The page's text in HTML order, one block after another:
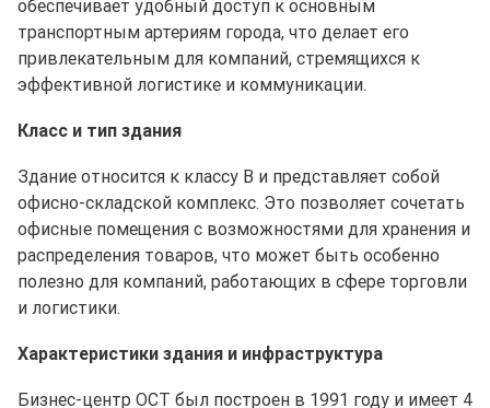
обеспечивает удобный доступ к основным
транспортным артериям города, что делает его
привлекательным для компаний, стремящихся к
эффективной логистике и коммуникации.
Класс и тип здания
Здание относится к классу B и представляет собой
офисно-складской комплекс. Это позволяет сочетать
офисные помещения с возможностями для хранения и
распределения товаров, что может быть особенно
полезно для компаний, работающих в сфере торговли
и логистики.
Характеристики здания и инфраструктура
Бизнес-центр ОСТ был построен в 1991 году и имеет 4